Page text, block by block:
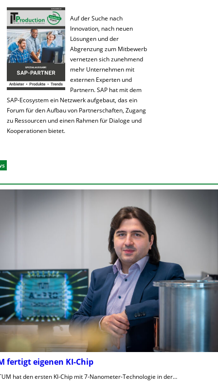
Auf der Suche nach
Innovation, nach neuen
Lösungen und der
Abgrenzung zum Mitbewerb
vernetzen sich zunehmend
mehr Unternehmen mit
externen Experten und
Partnern. SAP hat mit dem
SAP-Ecosystem ein Netzwerk aufgebaut, das ein
Forum für den Aufbau von Partnerschaften, Zugang
zu Ressourcen und einen Rahmen für Dialoge und
Kooperationen bietet.
fertigt eigenen KI-Chip
hat den ersten KI-Chip mit 7-Nanometer-Technologie in der…